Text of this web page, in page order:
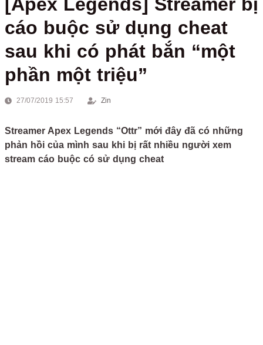
cáo buộc sử dụng cheat
sau khi có phát bắn “một
phần một triệu”
27/07/2019 15:57 Zin
Streamer Apex Legends “Ottr” mới đây đã có những
phản hồi của mình sau khi bị rất nhiều người xem
stream cáo buộc có sử dụng cheat